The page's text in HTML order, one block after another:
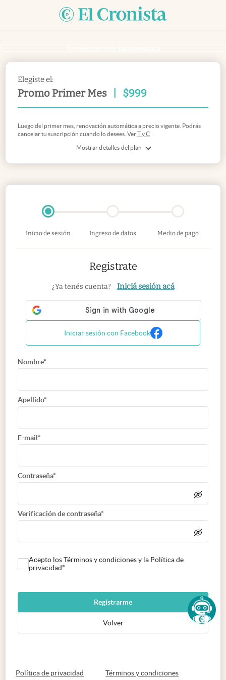
Elegiste el:
Promo Primer Mes $999
Mostrar detalles del plan
Luego del primer mes, renovación automática a precio vigente. Podrás
cancelar tu suscripción cuando lo desees. VerT y C
Inicio de sesión Ingreso de datos Medio de pago
Registrate
¿Ya tenés cuenta? Iniciá sesión acá
Iniciar sesión con Facebook
Nombre*
Apellido*
E-mail*
Contraseña*
Verificación de contraseña*
Acepto los Términos y condiciones y la Política de
privacidad*
Registrarme
Volver
Política de privacidad abre en nueva pestaña
Términos y condicionesabre en nueva